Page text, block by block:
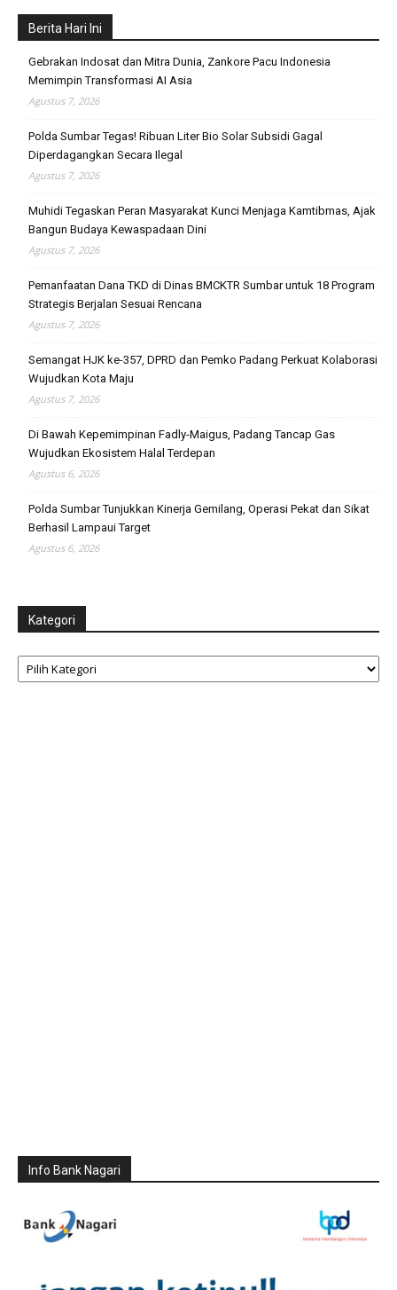
Berita Hari Ini
Gebrakan Indosat dan Mitra Dunia, Zankore Pacu Indonesia
Memimpin Transformasi AI Asia
Agustus 7, 2026
Polda Sumbar Tegas! Ribuan Liter Bio Solar Subsidi Gagal
Diperdagangkan Secara Ilegal
Agustus 7, 2026
Muhidi Tegaskan Peran Masyarakat Kunci Menjaga Kamtibmas, Ajak
Bangun Budaya Kewaspadaan Dini
Agustus 7, 2026
Pemanfaatan Dana TKD di Dinas BMCKTR Sumbar untuk 18 Program
Strategis Berjalan Sesuai Rencana
Agustus 7, 2026
Semangat HJK ke-357, DPRD dan Pemko Padang Perkuat Kolaborasi
Wujudkan Kota Maju
Agustus 7, 2026
Di Bawah Kepemimpinan Fadly-Maigus, Padang Tancap Gas
Wujudkan Ekosistem Halal Terdepan
Agustus 6, 2026
Polda Sumbar Tunjukkan Kinerja Gemilang, Operasi Pekat dan Sikat
Berhasil Lampaui Target
Agustus 6, 2026
Kategori
Kategori
Info Bank Nagari